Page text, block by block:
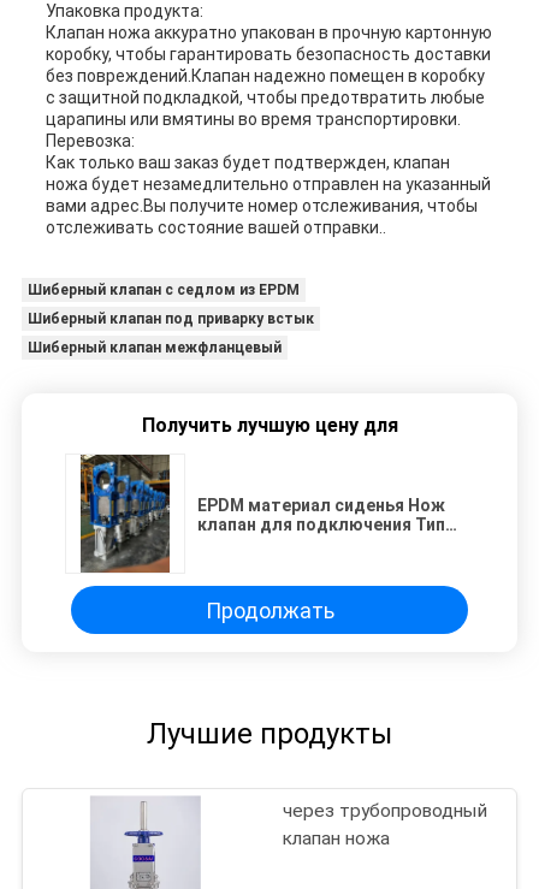
Упаковка продукта:
Клапан ножа аккуратно упакован в прочную картонную
коробку, чтобы гарантировать безопасность доставки
без повреждений.Клапан надежно помещен в коробку
с защитной подкладкой, чтобы предотвратить любые
царапины или вмятины во время транспортировки.
Перевозка:
Как только ваш заказ будет подтвержден, клапан
ножа будет незамедлительно отправлен на указанный
вами адрес.Вы получите номер отслеживания, чтобы
отслеживать состояние вашей отправки..
Шиберный клапан с седлом из EPDM
Шиберный клапан под приварку встык
Шиберный клапан межфланцевый
Получить лучшую цену для
EPDM материал сиденья Нож
клапан для подключения Тип
Продолжать
Лучшие продукты
через трубопроводный
клапан ножа